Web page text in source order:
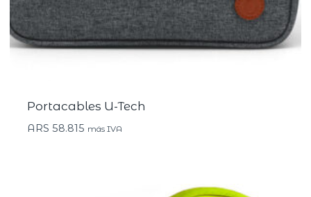
Portacables U-Tech
ARS 58.815 más IVA